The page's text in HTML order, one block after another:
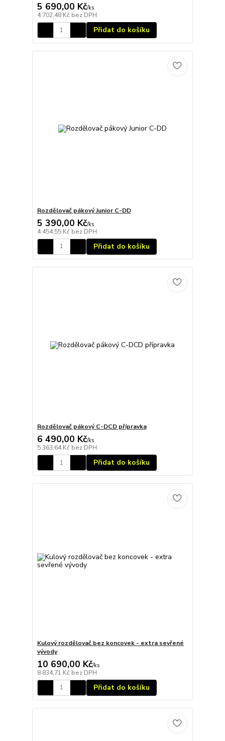
5 690,00 Kč/ks
4 702,48 Kč bez DPH
Přidat do košíku
Rozdělovač pákový Junior C-DD
5 390,00 Kč/ks
4 454,55 Kč bez DPH
Přidat do košíku
Rozdělovač pákový C-DCD přípravka
6 490,00 Kč/ks
5 363,64 Kč bez DPH
Přidat do košíku
Kulový rozdělovač bez koncovek - extra sevřené
vývody
10 690,00 Kč/ks
8 834,71 Kč bez DPH
Přidat do košíku